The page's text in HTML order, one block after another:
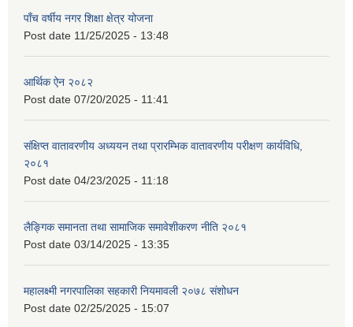
पाँच वर्षीय नगर शिक्षा क्षेत्र योजना
Post date 11/25/2025 - 13:48
आर्थिक ऐन २०८२
Post date 07/20/2025 - 11:41
संक्षिप्त वातावरणीय अध्ययन तथा प्रारम्भिक वातावरणीय परीक्षण कार्यविधि,
२०८१
Post date 04/23/2025 - 11:18
लैङ्गिक समानता तथा सामाजिक समावेशीकरण नीति २०८१
Post date 03/14/2025 - 13:35
महालक्ष्मी नगरपालिका सहकारी नियमावली २०७८ संशोधन
Post date 02/25/2025 - 15:07